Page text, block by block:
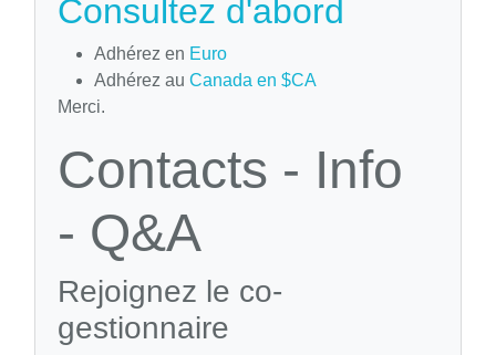
Consultez d'abord
Adhérez en Euro
Adhérez au Canada en $CA
Merci.
Contacts - Info
- Q&A
Rejoignez le co-
gestionnaire